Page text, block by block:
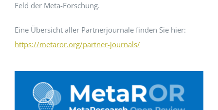
Feld der Meta-Forschung.
Eine Übersicht aller Partnerjournale finden Sie hier:
https://metaror.org/partner-journals/